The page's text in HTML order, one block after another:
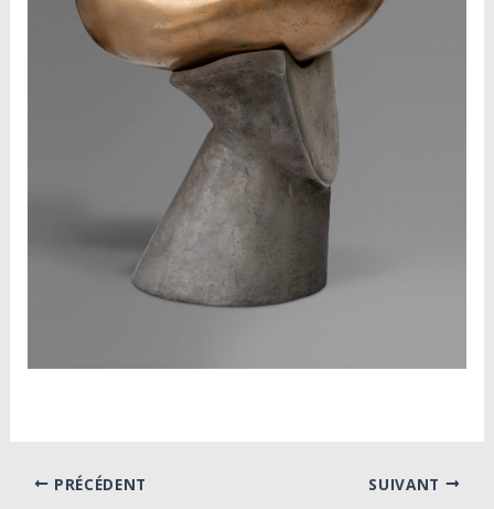
PRÉCÉDENT SUIVANT